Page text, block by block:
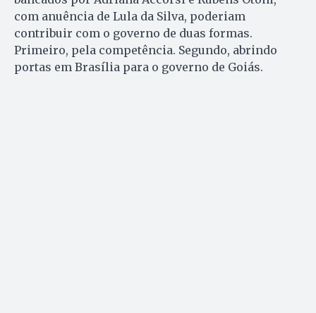
com anuência de Lula da Silva, poderiam
contribuir com o governo de duas formas.
Primeiro, pela competência. Segundo, abrindo
portas em Brasília para o governo de Goiás.